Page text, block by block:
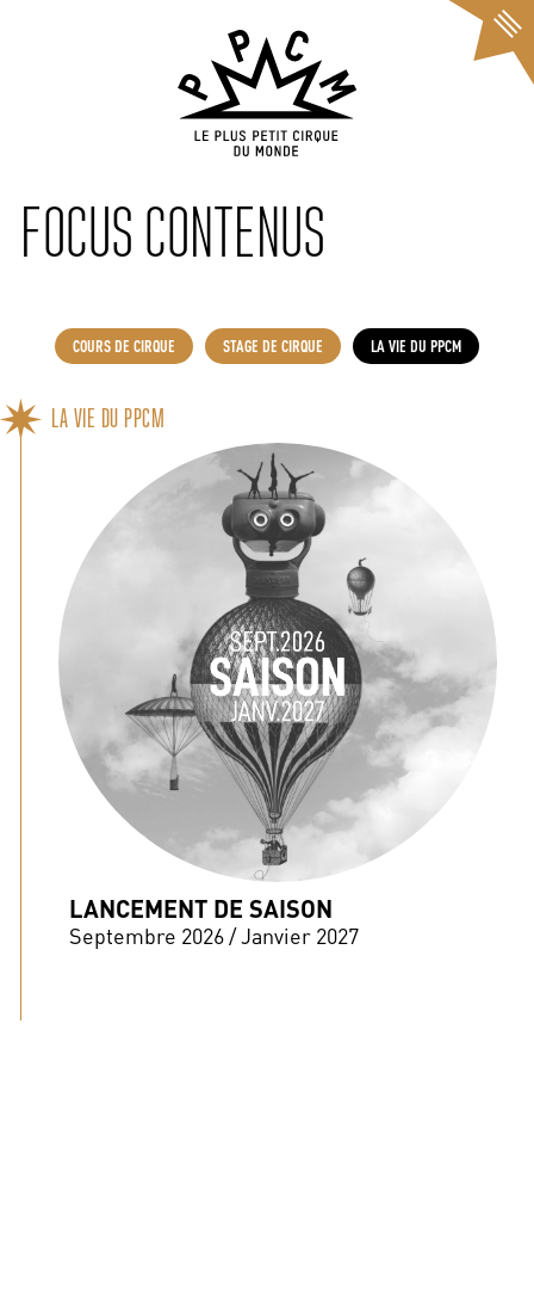
FOCUS CONTENUS
COURS DE CIRQUE STAGE DE CIRQUE LA VIE DU PPCM
LA VIE DU PPCM
LANCEMENT DE SAISON
Septembre 2026 / Janvier 2027